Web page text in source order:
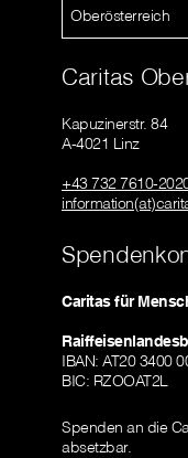
Oberösterreich
Caritas
Kapuzinerstr. 84
A-4021 Linz
+43 732 7610-
Caritas für
IBAN: AT20 3400
BIC: RZOOAT2L
Spenden an die
absetzbar.